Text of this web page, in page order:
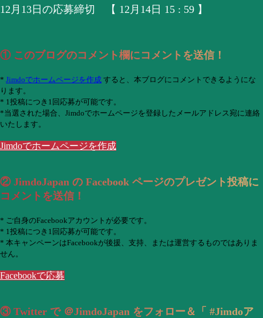
12月13日の応募締切 【 12月14日 15 : 59 】
① このブログのコメント欄にコメントを送信！
* Jimdoでホームページを作成 すると、本ブログにコメントできるようにな
ります。
* 1投稿につき1回応募が可能です。
*当選された場合、Jimdoでホームページを登録したメールアドレス宛に連絡
いたします。
Jimdoでホームページを作成
② JimdoJapan の Facebook ページのプレゼント投稿に
コメントを送信！
* ご自身のFacebookアカウントが必要です。
* 1投稿につき1回応募が可能です。
* 本キャンペーンはFacebookが後援、支持、または運営するものではありま
せん。
Facebookで応募
③ Twitter で ＠JimdoJapan をフォロー＆「 #Jimdoア